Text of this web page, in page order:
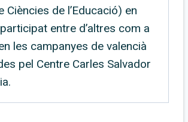
Ciències de l’Educació) en
entre d’altres com a
les campanyes de valencià
pel Centre Carles Salvador